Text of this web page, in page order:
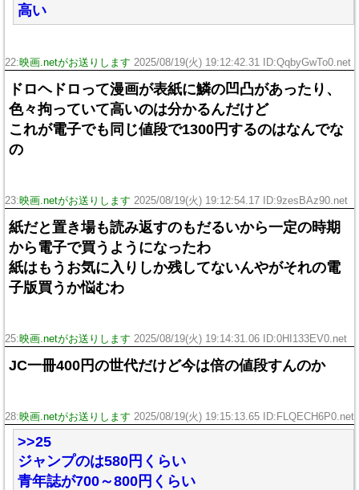
高い
22:映画.netがお送りします 2025/08/19(火) 19:12:42.31 ID:QqbyGwTo0.net
ドロヘドロって漫画が表紙に鱗の凹凸があったり、
色々拘っていて高いのは分かるんだけど
これが電子でも同じ値段で1300円するのはなんでな
の
23:映画.netがお送りします 2025/08/19(火) 19:12:54.17 ID:9zesBAz90.net
紙だと置き場も読み返すのもだるいから一定の時期
から電子で買うようになったわ
紙はもうお気に入りしか残してないんやがそれの電
子版買うか悩むわ
25:映画.netがお送りします 2025/08/19(火) 19:14:31.06 ID:0HI133EV0.net
JC一冊400円の世代だけど今は倍の値段すんのか
28:映画.netがお送りします 2025/08/19(火) 19:15:13.65 ID:FLQECH6P0.net
>>25
ジャンプのは580円くらい
青年誌が700～800円くらい